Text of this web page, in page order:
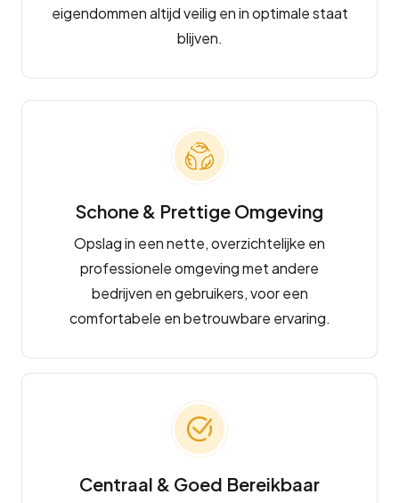
eigendommen altijd veilig en in optimale staat
blijven.
Schone & Prettige Omgeving
Opslag in een nette, overzichtelijke en
professionele omgeving met andere
bedrijven en gebruikers, voor een
comfortabele en betrouwbare ervaring.
Centraal & Goed Bereikbaar